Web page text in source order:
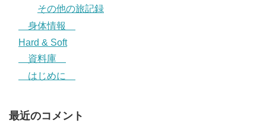
その他の旅記録
身体情報
Hard & Soft
資料庫
はじめに
最近のコメント